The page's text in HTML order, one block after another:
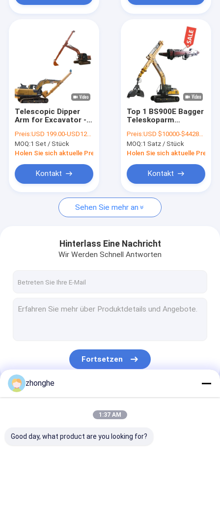
VR-Show
Über uns
Qualitätskontrolle
Neuigkeiten
Bitte um ein Angebot
Boom der Baggerlangen strecke
Bagger Telescopic Boom
Baggertunnelarm
Demolierungs-Boom
Ausgrabungsmaschine, Steingarm
Telescopic Dipper
Arm for Excavator -
Preis:USD 199.00-USD12999.00
MOQ:1 Set / Stück
Holen Sie sich aktuelle Preis
Kontakt
Top 1 BS900E Bagger
Teleskoparm
Bagger
Preis:USD $10000-$44285/sets
MOQ:1 Satz / Stück
Holen Sie sich aktuelle Preis
Kontakt
Sehen Sie mehr an
Hinterlass Eine Nachricht
Wir Werden Schnell Antworten
Fortsetzen
Unsere Kategorien
zhonghe
1:37 AM
Good day, what product are you looking for?